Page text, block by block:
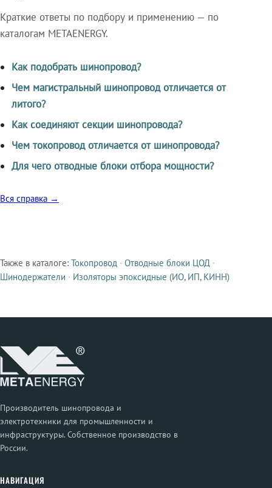
Краткие ответы по подбору и применению — по
каталогам METAENERGY.
Как подобрать шинопровод?
Чем магистральный шинопровод отличается от
литого?
Как соединяют секции шинопровода?
Чем токопровод отличается от шинопровода?
Для чего отводные блоки отбора мощности?
Вся справка →
Смежные продукты
Также в каталоге: Токопровод · Отводные блоки ЦОД ·
Шинодержатели · Изоляторы эпоксидные (ИО, ИП, КИНН)
Производитель шинопровода и
электротехники для промышленности и
инфраструктуры. Собственное производство в
России.
НАВИГАЦИЯ